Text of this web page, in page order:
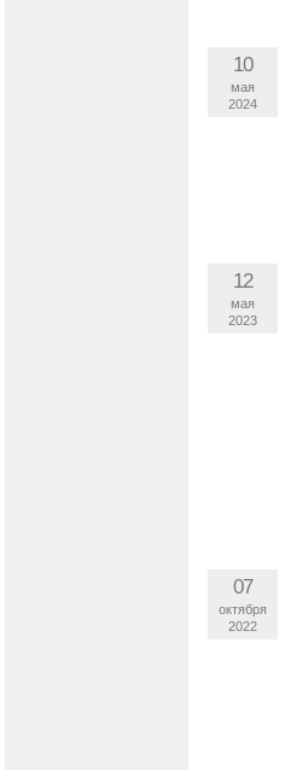
10
мая
2024
12
мая
2023
07
октября
2022